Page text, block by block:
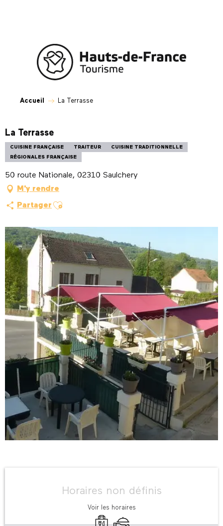
Accueil La Terrasse
La Terrasse
CUISINE FRANÇAISE TRAITEUR
CUISINE TRADITIONNELLE
RÉGIONALES FRANÇAISE
50 route Nationale, 02310 Saulchery
M'y rendre
Partager Ajouter aux favoris
Horaires non définis
Voir les horaires
Vente à emporter
Traiteur